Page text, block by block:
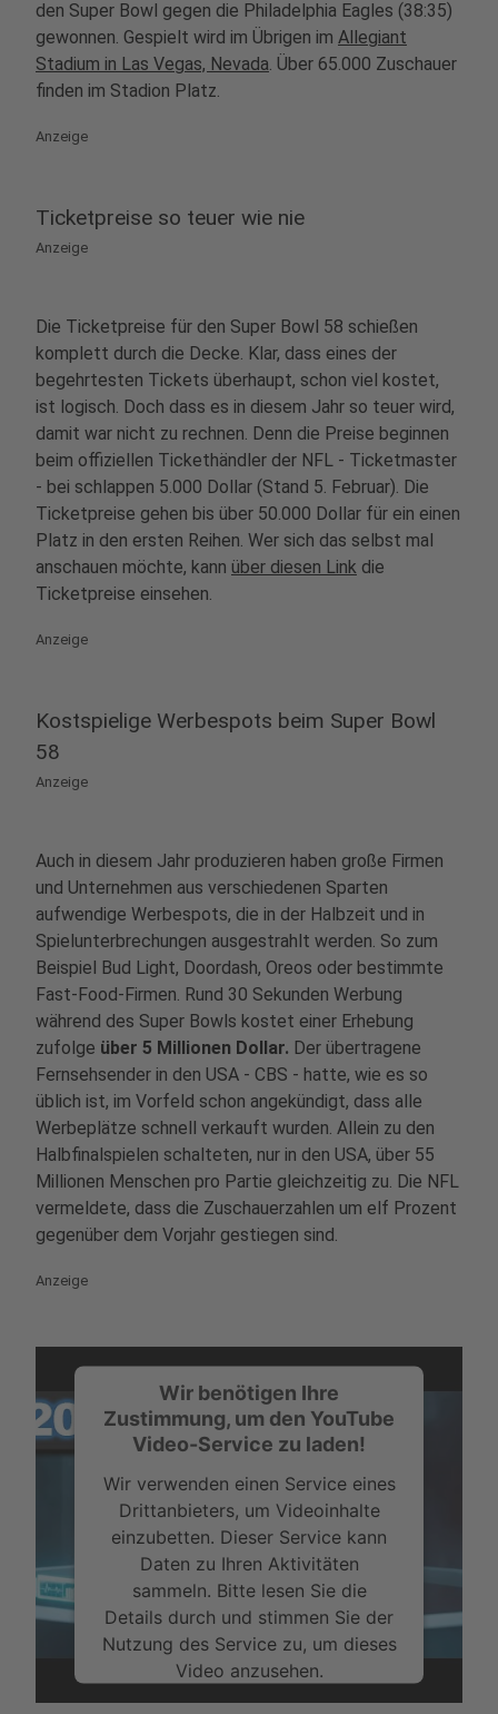
den Super Bowl gegen die Philadelphia Eagles (38:35)
gewonnen. Gespielt wird im Übrigen im Allegiant
Stadium in Las Vegas, Nevada. Über 65.000 Zuschauer
finden im Stadion Platz.
Anzeige
Ticketpreise so teuer wie nie
Anzeige
Die Ticketpreise für den Super Bowl 58 schießen
komplett durch die Decke. Klar, dass eines der
begehrtesten Tickets überhaupt, schon viel kostet,
ist logisch. Doch dass es in diesem Jahr so teuer wird,
damit war nicht zu rechnen. Denn die Preise beginnen
beim offiziellen Tickethändler der NFL - Ticketmaster
- bei schlappen 5.000 Dollar (Stand 5. Februar). Die
Ticketpreise gehen bis über 50.000 Dollar für ein einen
Platz in den ersten Reihen. Wer sich das selbst mal
anschauen möchte, kann über diesen Link die
Ticketpreise einsehen.
Anzeige
Kostspielige Werbespots beim Super Bowl
58
Anzeige
Auch in diesem Jahr produzieren haben große Firmen
und Unternehmen aus verschiedenen Sparten
aufwendige Werbespots, die in der Halbzeit und in
Spielunterbrechungen ausgestrahlt werden. So zum
Beispiel Bud Light, Doordash, Oreos oder bestimmte
Fast-Food-Firmen. Rund 30 Sekunden Werbung
während des Super Bowls kostet einer Erhebung
zufolge über 5 Millionen Dollar. Der übertragene
Fernsehsender in den USA - CBS - hatte, wie es so
üblich ist, im Vorfeld schon angekündigt, dass alle
Werbeplätze schnell verkauft wurden. Allein zu den
Halbfinalspielen schalteten, nur in den USA, über 55
Millionen Menschen pro Partie gleichzeitig zu. Die NFL
vermeldete, dass die Zuschauerzahlen um elf Prozent
gegenüber dem Vorjahr gestiegen sind.
Anzeige
Wir benötigen Ihre
Zustimmung, um den YouTube
Video-Service zu laden!
Wir verwenden einen Service eines
Drittanbieters, um Videoinhalte
einzubetten. Dieser Service kann
Daten zu Ihren Aktivitäten
sammeln. Bitte lesen Sie die
Details durch und stimmen Sie der
Nutzung des Service zu, um dieses
Video anzusehen.